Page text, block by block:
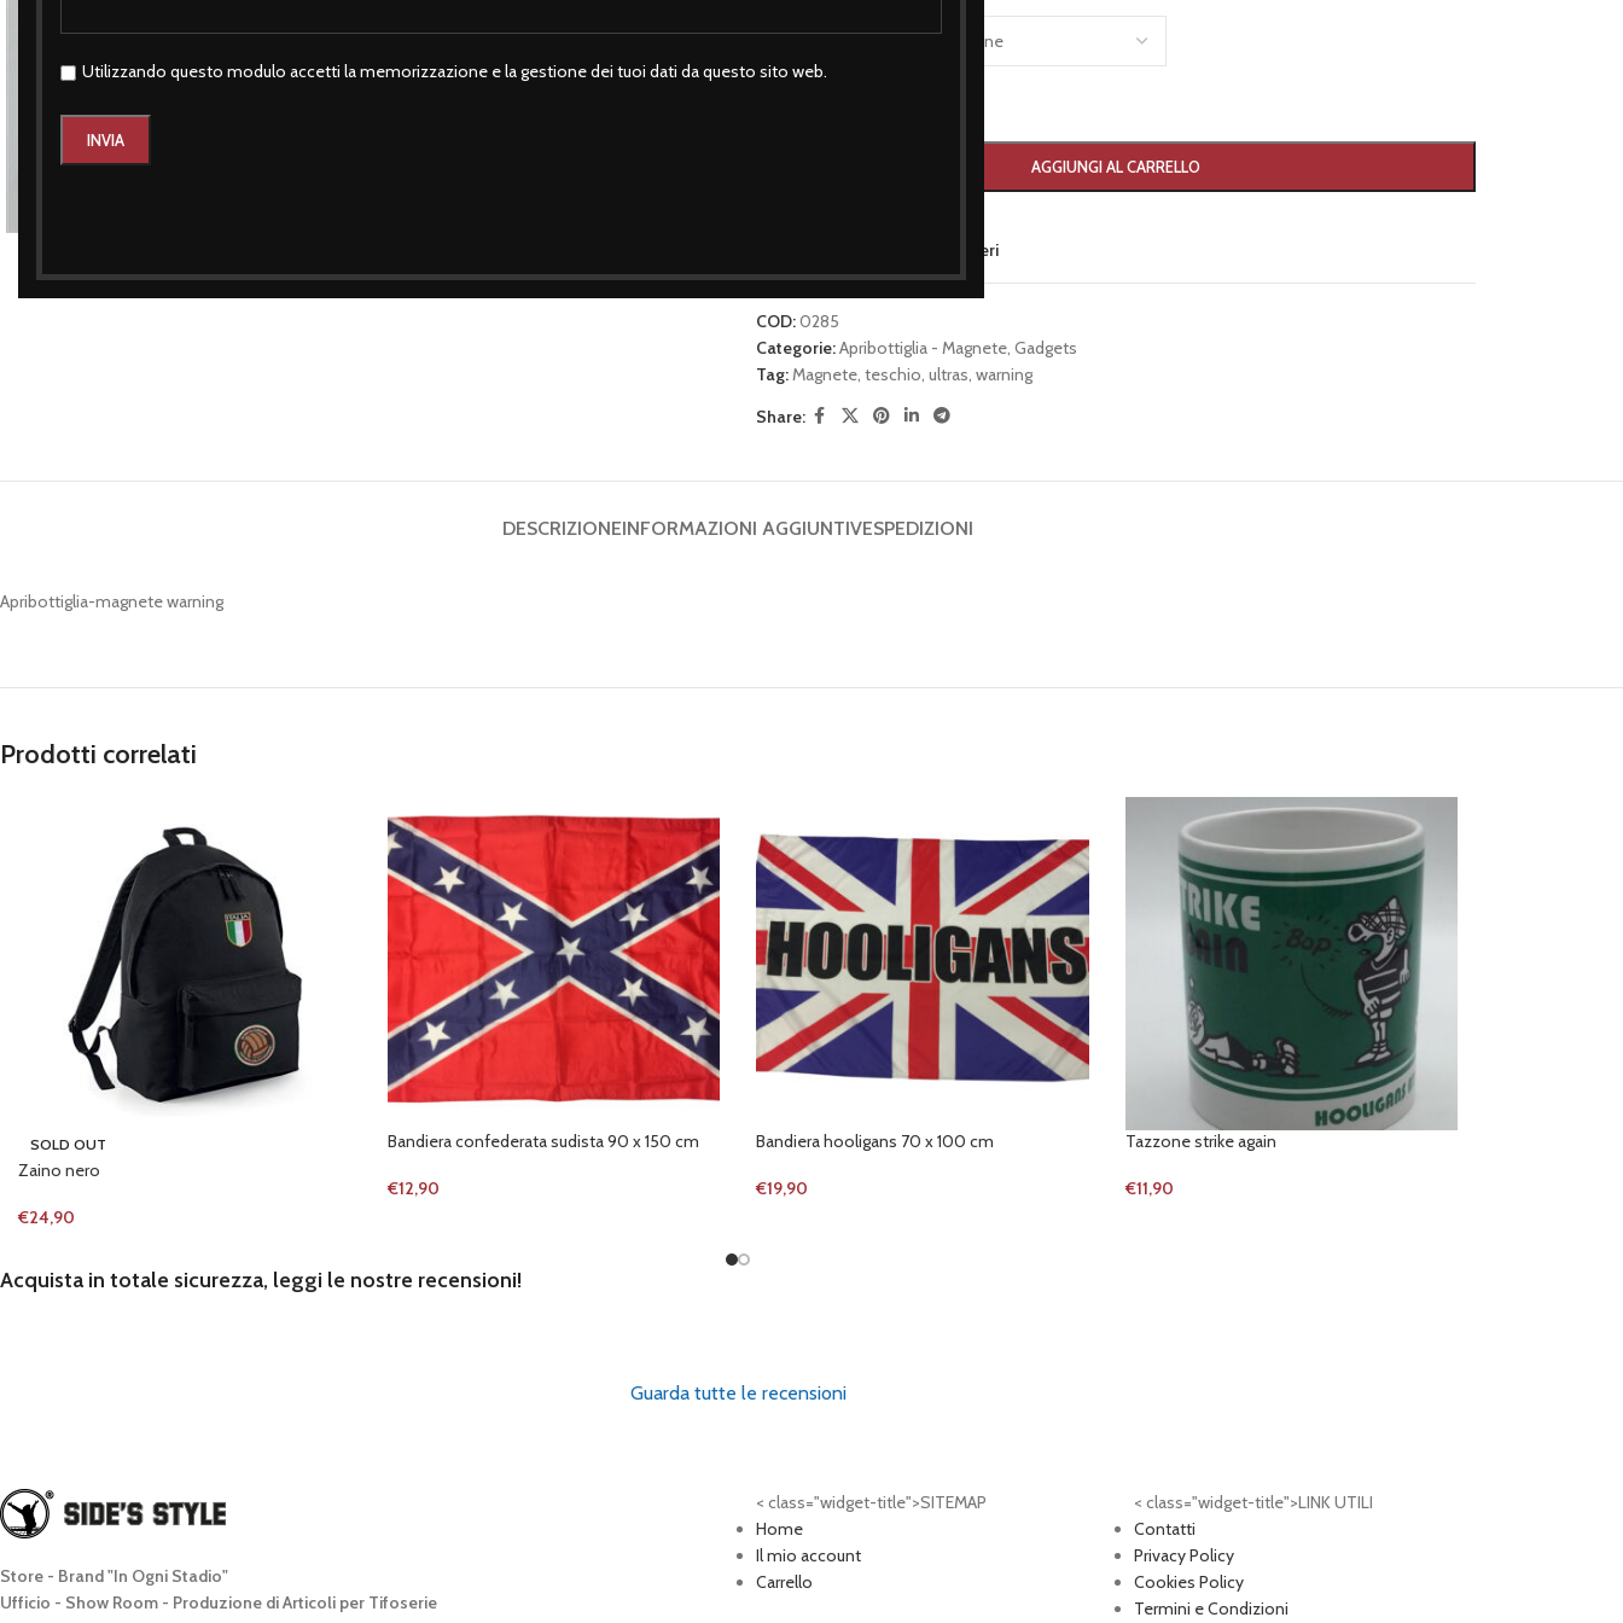
Utilizzando questo modulo accetti la memorizzazione e la gestione dei tuoi dati da questo sito web.
TAGLIA
AGGIUNGI AL CARRELLO
Aggiungi alla lista dei desideri
COD:0285
Categorie:Apribottiglia - Magnete, Gadgets
Tag:Magnete, teschio, ultras, warning
Share:
DESCRIZIONEINFORMAZIONI AGGIUNTIVESPEDIZIONI
Apribottiglia-magnete warning
Prodotti correlati
SOLD OUT
Zaino nero
€24,90
Bandiera confederata sudista 90 x 150 cm
€12,90
Bandiera hooligans 70 x 100 cm
€19,90
Tazzone strike again
€11,90
Acquista in totale sicurezza, leggi le nostre recensioni!
Guarda tutte le recensioni
Store - Brand "In Ogni Stadio"
Ufficio - Show Room - Produzione di Articoli per Tifoserie
< class="widget-title">SITEMAP
Home
Il mio account
Carrello
< class="widget-title">LINK UTILI
Contatti
Privacy Policy
Cookies Policy
Termini e Condizioni